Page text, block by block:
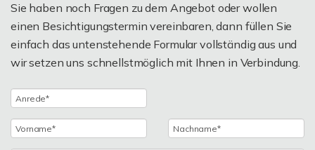
Sie haben noch Fragen zu dem Angebot oder wollen
einen Besichtigungstermin vereinbaren, dann füllen Sie
einfach das untenstehende Formular vollständig aus und
wir setzen uns schnellstmöglich mit Ihnen in Verbindung.